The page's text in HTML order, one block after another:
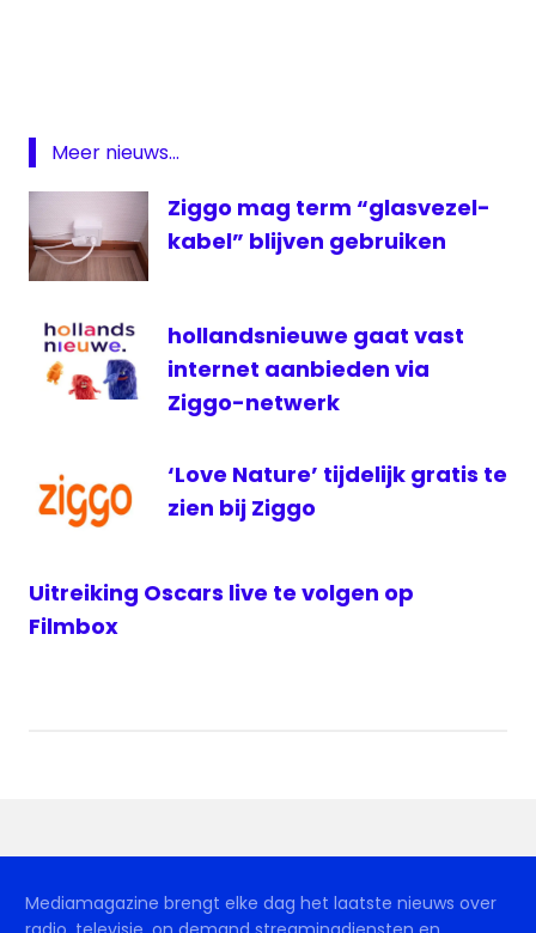
NPO
Olympische
Spelen
HD
ziggo
Meer nieuws...
Ziggo mag term “glasvezel-
kabel” blijven gebruiken
hollandsnieuwe gaat vast
internet aanbieden via
Ziggo-netwerk
‘Love Nature’ tijdelijk gratis te
zien bij Ziggo
Uitreiking Oscars live te volgen op
Filmbox
Mediamagazine brengt elke dag het laatste nieuws over